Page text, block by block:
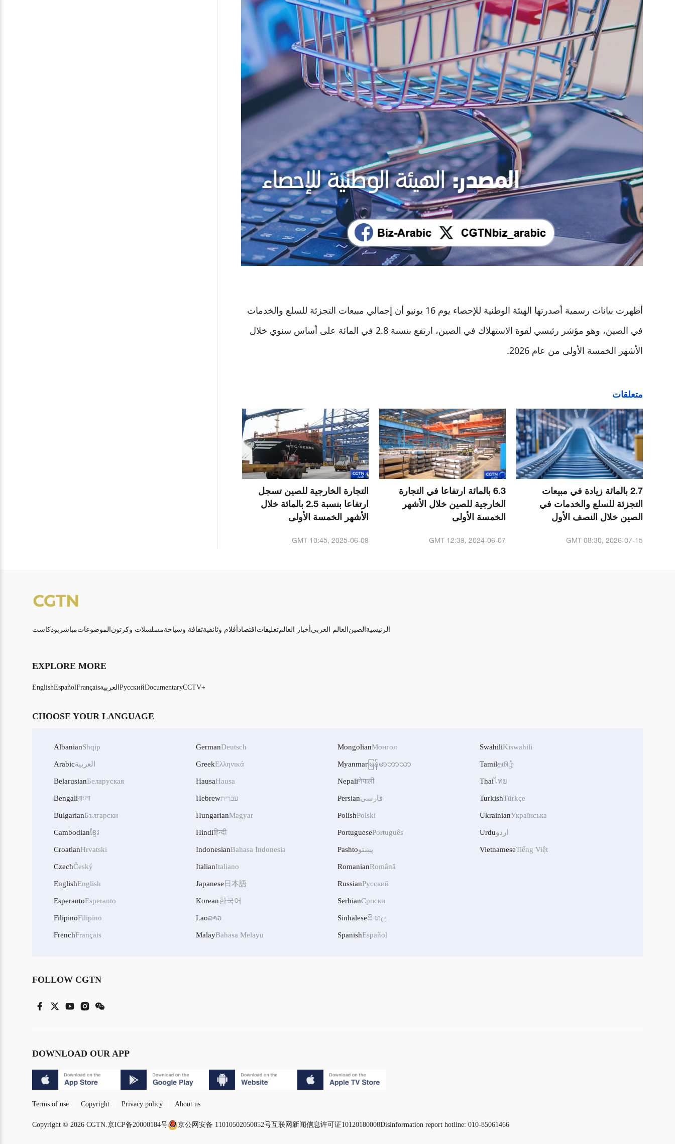
أظهرت بيانات رسمية أصدرتها الهيئة الوطنية للإحصاء يوم 16 يونيو أن إجمالي مبيعات التجزئة للسلع والخدمات
في الصين، وهو مؤشر رئيسي لقوة الاستهلاك في الصين، ارتفع بنسبة 2.8 في المائة على أساس سنوي خلال
الأشهر الخمسة الأولى من عام 2026
.
متعلقات
2.7 بالمائة زيادة في مبيعات
التجزئة للسلع والخدمات في
الصين خلال النصف الأول
GMT 08:30, 2026-07-15
6.3 بالمائة ارتفاعا في التجارة
الخارجية للصين خلال الأشهر
الخمسة الأولى
GMT 12:39, 2024-06-07
التجارة الخارجية للصين تسجل
ارتفاعا بنسبة 2.5 بالمائة خلال
الأشهر الخمسة الأولى
GMT 10:45, 2025-06-09
بودكاست مباشرالموضوعات مسلسلات وكرتونثقافة وسياحةأفلام وثائقية اقتصاد تعليقاتأخبار العالم العالم العربي الصين الرئيسية
EXPLORE MORE
EnglishEspañolFrançaisالعربية РусскийDocumentaryCCTV+
CHOOSE YOUR LANGUAGE
AlbanianShqip
Arabicالعربية
BelarusianБеларуская
Bengaliবাংলা
BulgarianБългарски
Cambodianខ្មែរ
CroatianHrvatski
CzechČeský
EnglishEnglish
EsperantoEsperanto
FilipinoFilipino
FrenchFrançais
GermanDeutsch
GreekΕλληνικά
HausaHausa
Hebrewעברית
HungarianMagyar
Hindiहिन्दी
IndonesianBahasa Indonesia
ItalianItaliano
Japanese 日本語
Korean한국어
Laoລາວ
MalayBahasa Melayu
MongolianМонгол
Myanmar မြန်မာဘာသာ
Nepaliनेपाली
Persianفارسی
PolishPolski
PortuguesePortuguês
Pashtoپښتو
RomanianRomână
RussianРусский
SerbianСрпски
Sinhaleseසිංහල
SpanishEspañol
SwahiliKiswahili
Tamilதமிழ்
Thaiไทย
TurkishTürkçe
UkrainianУкраїнська
Urduاردو
VietnameseTiếng Việt
FOLLOW CGTN
DOWNLOAD OUR APP
Terms of use Copyright Privacy policy About us
Copyright © 2026 CGTN.京ICP备20000184号 京公网安备 11010502050052号互联网新闻信息许可证10120180008Disinformation report hotline: 010-85061466